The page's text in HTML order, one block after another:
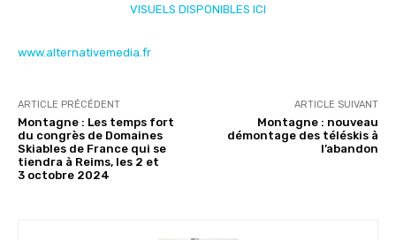
VISUELS DISPONIBLES ICI
www.alternativemedia.fr
ARTICLE PRÉCÉDENT
Montagne : Les temps fort
du congrès de Domaines
Skiables de France qui se
tiendra à Reims, les 2 et
3 octobre 2024
ARTICLE SUIVANT
Montagne : nouveau
démontage des téléskis à
l’abandon